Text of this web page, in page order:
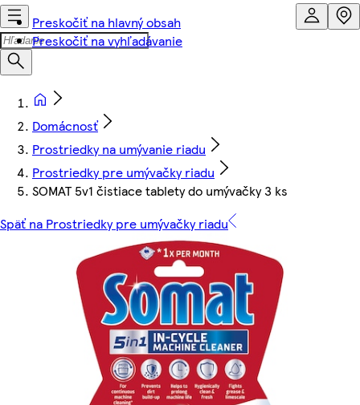
Preskočiť na hlavný obsah
Preskočiť na vyhľadávanie
Domácnosť
Prostriedky na umývanie riadu
Prostriedky pre umývačky riadu
SOMAT 5v1 čistiace tablety do umývačky 3 ks
Späť na Prostriedky pre umývačky riadu